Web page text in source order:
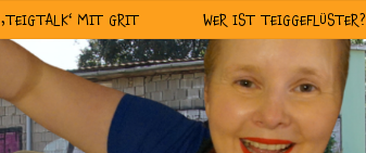
‚TEIGTALK‘ MIT GRIT WER IST TEIGGEFLÜSTER?